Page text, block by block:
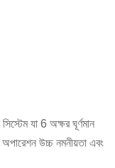
যা 6 অক্ষর ঘূর্ণমান
উচ্চ নমনীয়তা এবং